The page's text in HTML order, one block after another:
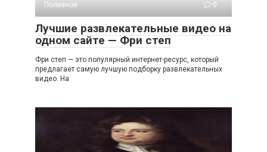
Полезное
0
Лучшие развлекательные видео на
одном сайте — Фри степ
Фри степ — это популярный интернет-ресурс, который
предлагает самую лучшую подборку развлекательных
видео. На